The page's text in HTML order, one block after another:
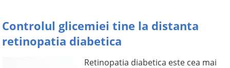
Controlul glicemiei tine la distanta
retinopatia diabetica
Retinopatia diabetica este cea mai